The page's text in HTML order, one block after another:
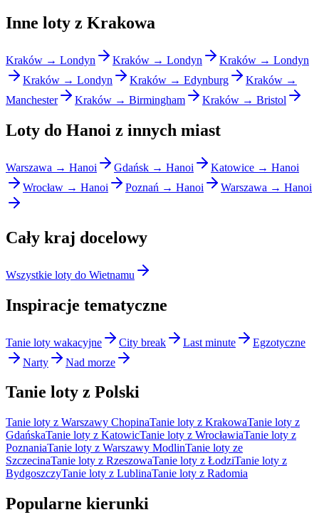
Inne loty z Krakowa
Kraków → Londyn Kraków → Londyn
Kraków → Londyn
Kraków → Londyn
Kraków → Edynburg
Kraków →
Manchester
Kraków → Birmingham Kraków → Bristol
Loty do Hanoi z innych miast
Warszawa → Hanoi Gdańsk → Hanoi
Katowice → Hanoi
Wrocław → Hanoi
Poznań → Hanoi Warszawa → Hanoi
Cały kraj docelowy
Wszystkie loty do Wietnamu
Inspiracje tematyczne
Tanie loty wakacyjne City break Last minute
Egzotyczne
Narty
Nad morze
Tanie loty z Polski
Tanie loty z Warszawy ChopinaTanie loty z KrakowaTanie loty z
GdańskaTanie loty z KatowicTanie loty z WrocławiaTanie loty z
PoznaniaTanie loty z Warszawy ModlinTanie loty ze
SzczecinaTanie loty z RzeszowaTanie loty z ŁodziTanie loty z
BydgoszczyTanie loty z LublinaTanie loty z Radomia
Popularne kierunki